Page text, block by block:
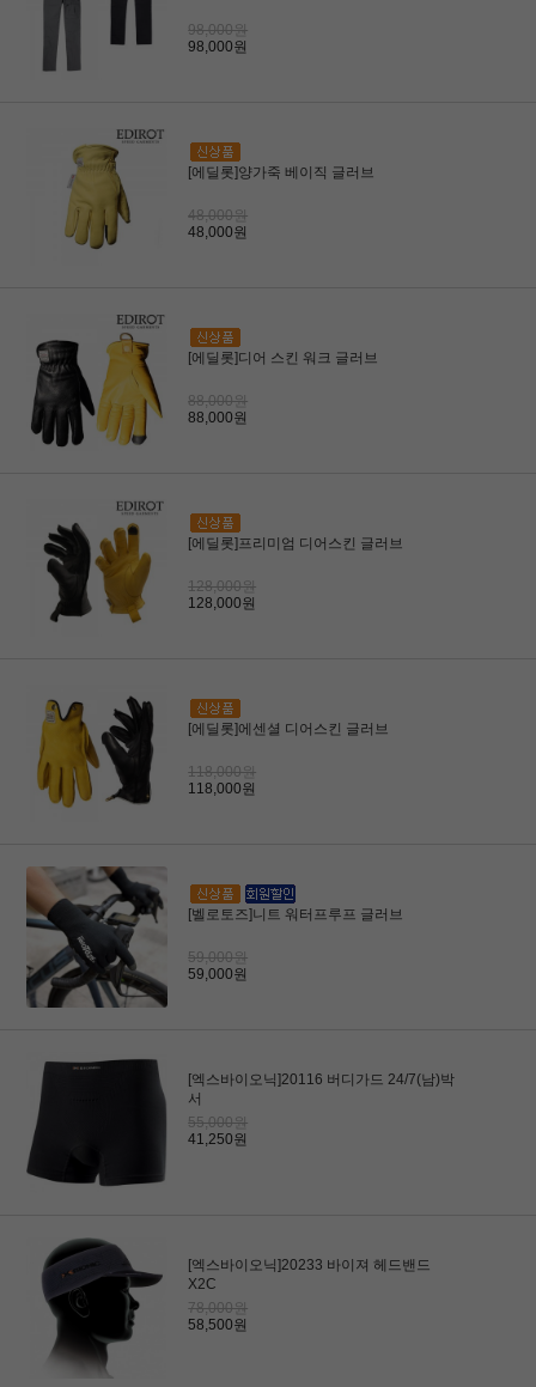
98,000원
98,000원
[에딜롯]양가죽 베이직 글러브
48,000원
48,000원
[에딜롯]디어 스킨 워크 글러브
88,000원
88,000원
[에딜롯]프리미엄 디어스킨 글러브
128,000원
128,000원
[에딜롯]에센셜 디어스킨 글러브
118,000원
118,000원
[벨로토즈]니트 워터프루프 글러브
59,000원
59,000원
[엑스바이오닉]20116 버디가드 24/7(남)박
서
55,000원
41,250원
[엑스바이오닉]20233 바이져 헤드밴드
X2C
78,000원
58,500원